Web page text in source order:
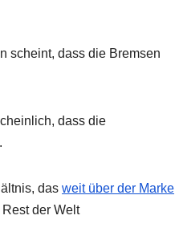
scheint, dass die Bremsen
dass die
das weit über der Marke
der Welt